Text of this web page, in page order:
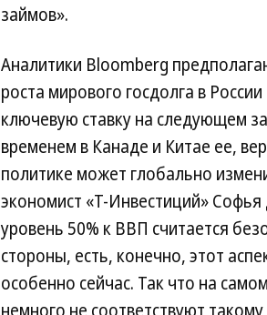
займов».
Аналитики Bloomberg
роста мирового госдолга в
ключевую ставку на следующем
временем в Канаде и Китае ее,
политике может глобально
экономист «Т-Инвестиций»
уровень 50% к ВВП считается
стороны, есть, конечно, этот
особенно сейчас. Так что на